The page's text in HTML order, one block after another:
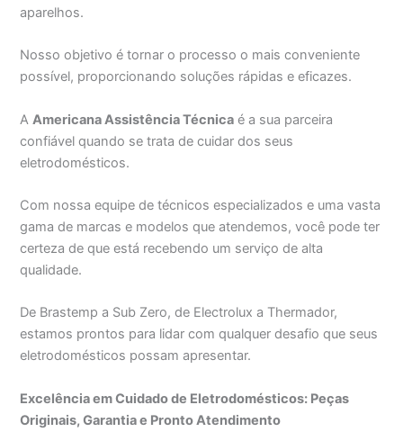
aparelhos.
Nosso objetivo é tornar o processo o mais conveniente
possível, proporcionando soluções rápidas e eficazes.
A Americana Assistência Técnica é a sua parceira
confiável quando se trata de cuidar dos seus
eletrodomésticos.
Com nossa equipe de técnicos especializados e uma vasta
gama de marcas e modelos que atendemos, você pode ter
certeza de que está recebendo um serviço de alta
qualidade.
De Brastemp a Sub Zero, de Electrolux a Thermador,
estamos prontos para lidar com qualquer desafio que seus
eletrodomésticos possam apresentar.
Excelência em Cuidado de Eletrodomésticos: Peças
Originais, Garantia e Pronto Atendimento